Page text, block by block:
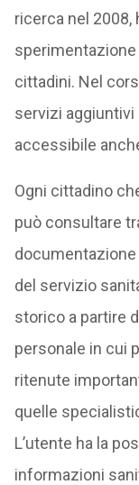
ricerca nel 2008,
sperimentazione
cittadini. Nel
servizi aggiuntivi
accessibile
Ogni cittadino
può consultare
del servizio
storico a partire
personale in cui
ritenute
quelle
L’utente ha la
informazioni